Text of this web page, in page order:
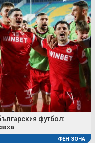
футбол:
ФЕН ЗОНА